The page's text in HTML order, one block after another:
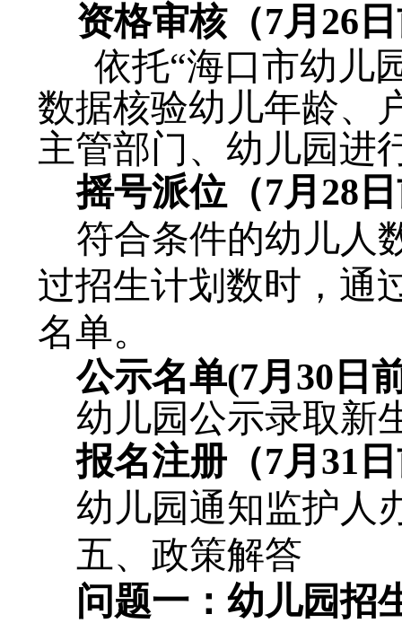
资格审核（7月26
依托“海口市幼儿
数据核验幼儿年龄、
主管部门、幼儿园进
摇号派位（7月28
符合条件的幼儿人
过招生计划数时，通
名单。
公示名单(7月30日
幼儿园公示录取新
报名注册（7月 31
幼儿园通知监护人
五、政策解答
问题一：幼儿园招